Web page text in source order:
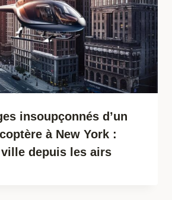
insoupçonnés d’un
à New York :
depuis les airs